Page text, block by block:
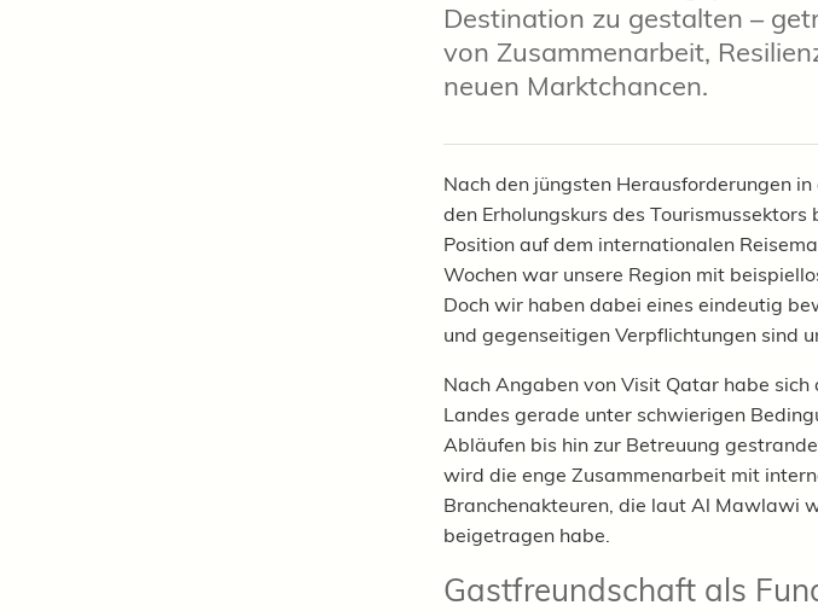
Destination zu gestalten –
von Zusammenarbeit,
neuen Marktchancen.
Nach den jüngsten Herausforderungen
den Erholungskurs des
Position auf dem internationalen
Wochen war unsere Region mit
Doch wir haben dabei eines eindeutig
und gegenseitigen Verpflichtungen sind
Nach Angaben von Visit Qatar habe
Landes gerade unter schwierigen
Abläufen bis hin zur Betreuung
wird die enge Zusammenarbeit mit
Branchenakteuren, die laut Al Mawlawi
beigetragen habe.
Gastfreundschaft als